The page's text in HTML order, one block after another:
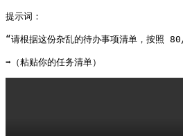
提示词：
“请根据这份杂乱的待办事项清单，按照
➡️（粘贴你的任务清单）